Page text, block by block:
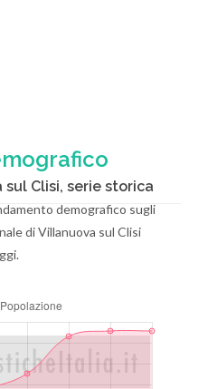
Clisi, serie storica
demografico sugli
di Villanuova sul Clisi